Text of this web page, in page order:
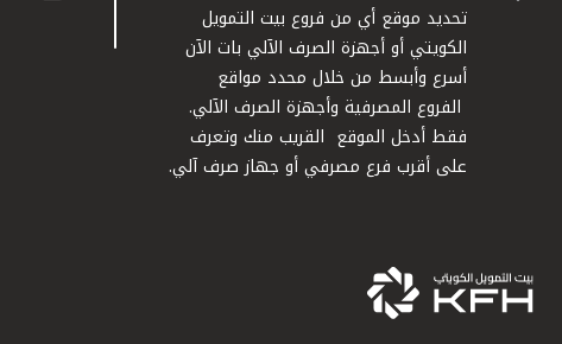
تحديد موقع أي من فروع بيت التمويل
الكويتي أو أجهزة الصرف الآلي بات الآن
أسرع وأبسط من خلال محدد مواقع
الفروع المصرفية وأجهزة الصرف الآلي.
فقط أدخل الموقع القريب منك وتعرف
على أقرب فرع مصرفي أو جهاز صرف آلي.